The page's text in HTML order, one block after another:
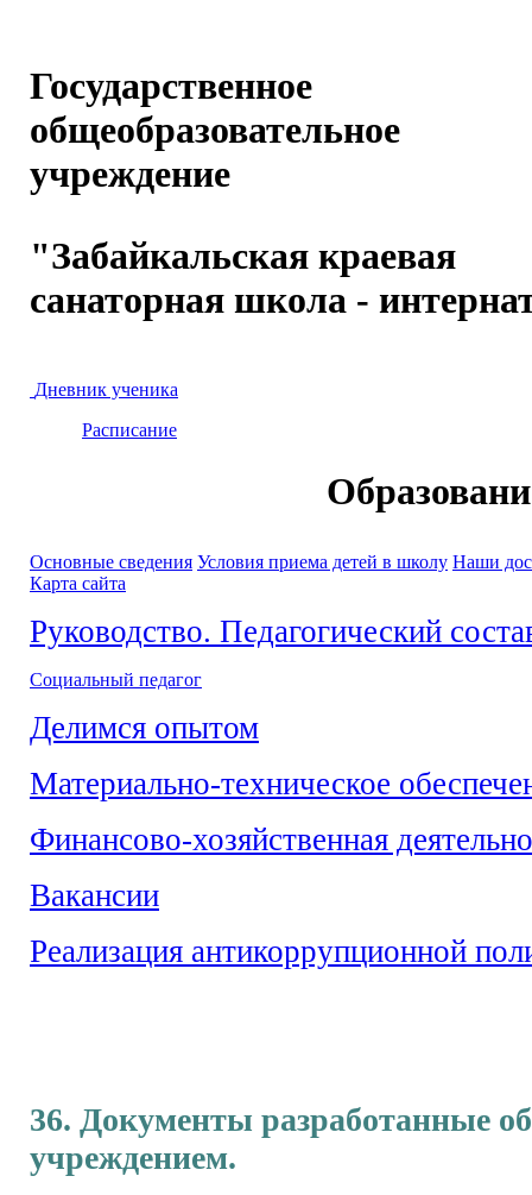
Государственное
общеобразовательное
учреждение
"Забайкальская краевая
санаторная школа -
Дневник ученика
Расписание
Основные сведения Условия приема детей в школу Наши
Карта сайта
Руководство. Педагогический
Социальный педагог
Делимся опытом
Материально-техническое
Финансово-хозяйственная
Вакансии
Реализация антикоррупционной
36. Документы разработанные
учреждением.